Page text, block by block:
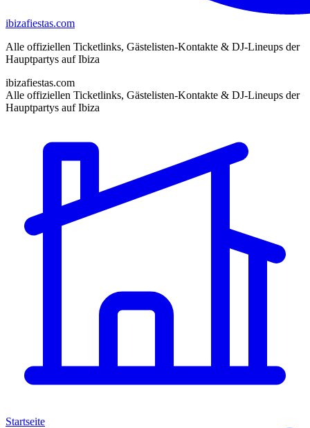
ibizafiestas.com
Alle offiziellen Ticketlinks, Gästelisten-Kontakte & DJ-Lineups der
Hauptpartys auf Ibiza
ibizafiestas.com
Alle offiziellen Ticketlinks, Gästelisten-Kontakte & DJ-Lineups der
Hauptpartys auf Ibiza
Startseite